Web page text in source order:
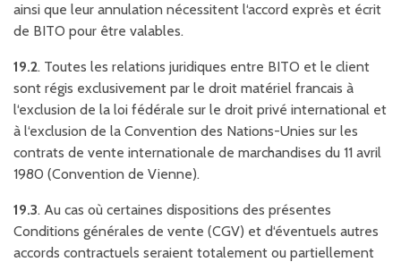
ainsi que leur annulation nécessitent l‘accord exprès et écrit
de BITO pour être valables.
19.2. Toutes les relations juridiques entre BITO et le client
sont régis exclusivement par le droit matériel francais à
l‘exclusion de la loi fédérale sur le droit privé international et
à l‘exclusion de la Convention des Nations-Unies sur les
contrats de vente internationale de marchandises du 11 avril
1980 (Convention de Vienne).
19.3. Au cas où certaines dispositions des présentes
Conditions générales de vente (CGV) et d‘éventuels autres
accords contractuels seraient totalement ou partiellement